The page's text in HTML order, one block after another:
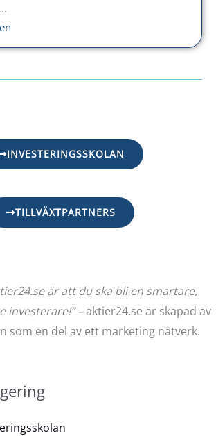
INVESTERINGSSKOLAN
TILLVÄXTPARTNERS
är att du ska bli en smartare,
investerare!” –aktier24.se är skapad av
som en del av ett marketing nätverk.